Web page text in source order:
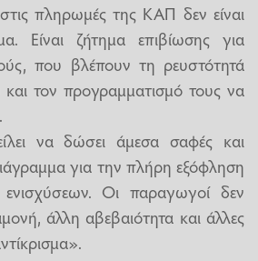
πληρωμές της ΚΑΠ δεν είναι
Είναι ζήτημα επιβίωσης για
που βλέπουν τη ρευστότητά
και τον προγραμματισμό τους να
να δώσει άμεσα σαφές και
για την πλήρη εξόφληση
Οι παραγωγοί δεν
άλλη αβεβαιότητα και άλλες